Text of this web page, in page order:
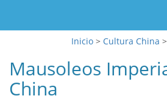
Inicio > Cultura China >
Mausoleos
China